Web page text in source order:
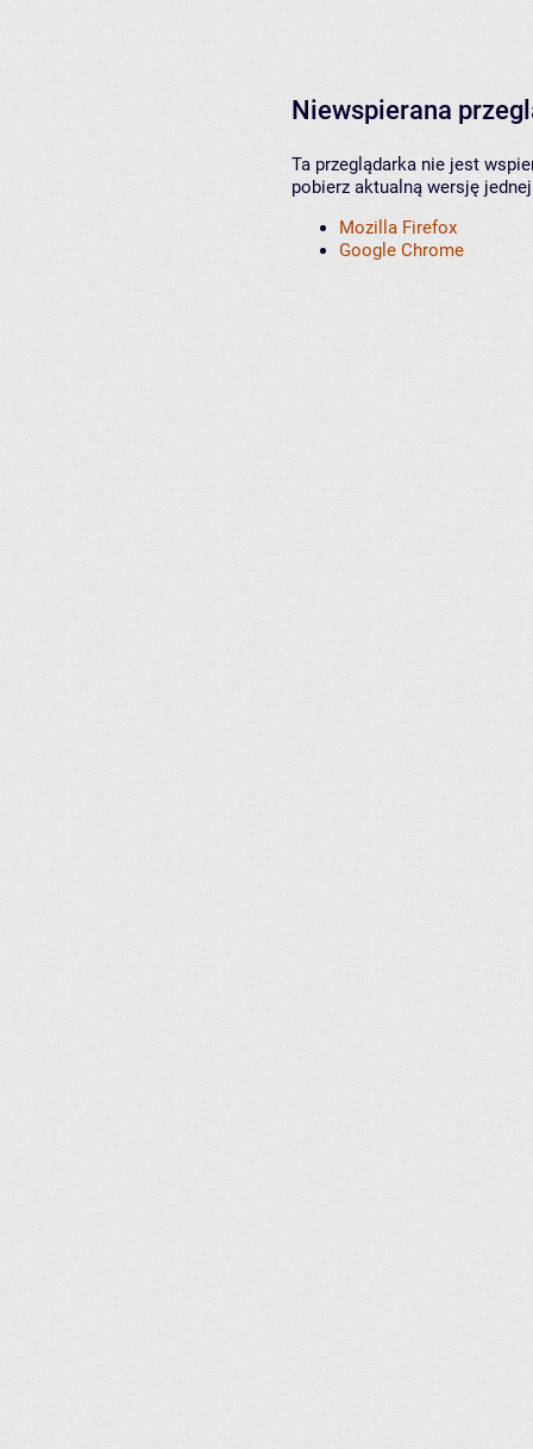
Niewspierana
Ta przeglądarka nie jest
pobierz aktualną wersję
Mozilla Firefox
Google Chrome